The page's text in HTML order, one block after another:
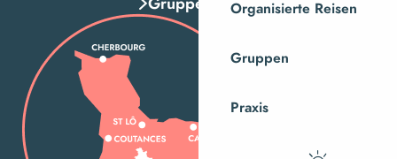
Organisierte Reisen
Gruppen
Praxis